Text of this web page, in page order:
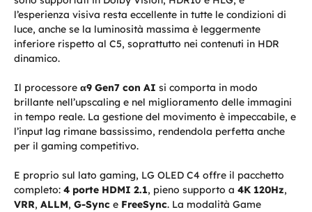
l’esperienza visiva resta eccellente in tutte le condizioni di
luce, anche se la luminosità massima è leggermente
inferiore rispetto al C5, soprattutto nei contenuti in HDR
dinamico.
Il processore α9 Gen7 con AI si comporta in modo
brillante nell’upscaling e nel miglioramento delle immagini
in tempo reale. La gestione del movimento è impeccabile, e
l’input lag rimane bassissimo, rendendola perfetta anche
per il gaming competitivo.
E proprio sul lato gaming, LG OLED C4 offre il pacchetto
completo: 4 porte HDMI 2.1, pieno supporto a 4K 120Hz,
VRR, ALLM, G-Sync e FreeSync. La modalità Game